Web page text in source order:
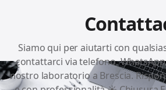
Siamo qui per aiutarti con
contattarci via telefono,
nostro laboratorio a Brescia.